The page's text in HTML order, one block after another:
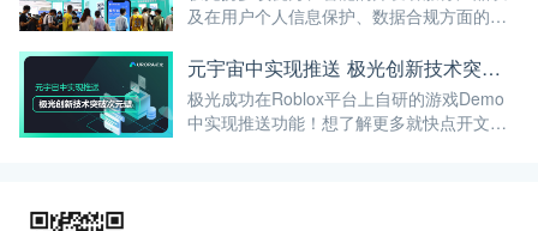
及在用户个人信息保护、数据合规方面的努
元宇宙中实现推送 极光创新技术突破次元壁
极光成功在Roblox平台上自研的游戏Demo
中实现推送功能！想了解更多就快点开文章